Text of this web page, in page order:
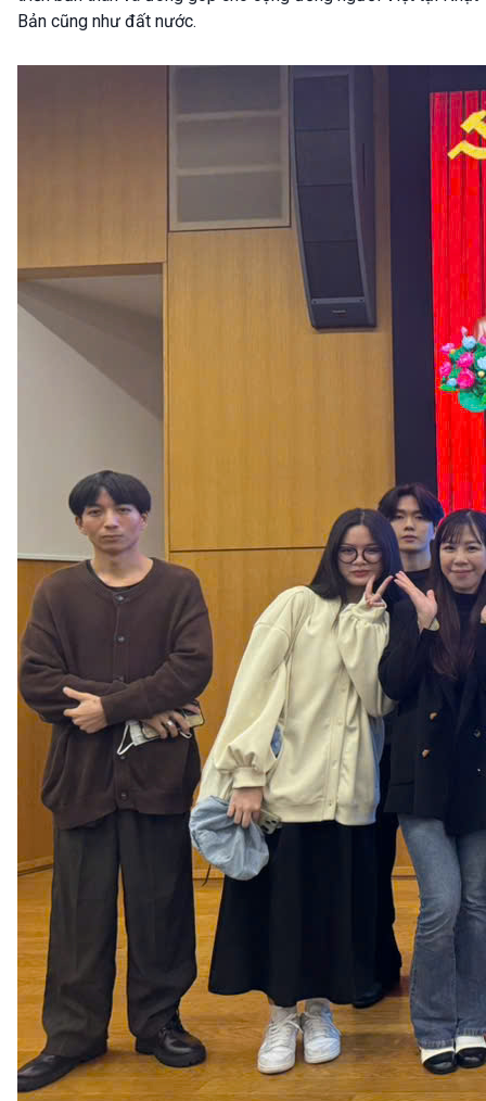
Bản cũng như đất nước.